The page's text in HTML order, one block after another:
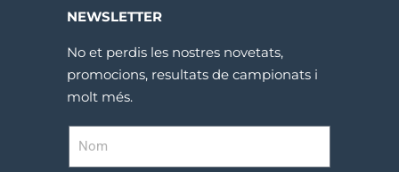
NEWSLETTER
No et perdis les nostres novetats,
promocions, resultats de campionats i
molt més.